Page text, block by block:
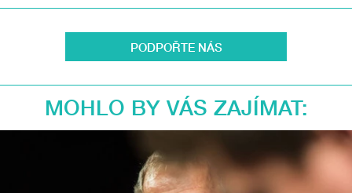
PODPOŘTE NÁS
MOHLO BY VÁS ZAJÍMAT: